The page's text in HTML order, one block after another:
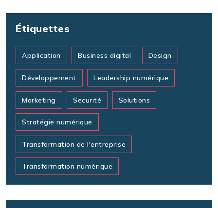
Étiquettes
Application Business digital Design
Développement Leadership numérique
Marketing Securité Solutions
Stratégie numérique
Transformation de l'entreprise
Transformation numérique